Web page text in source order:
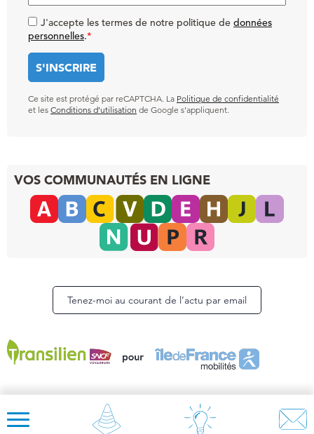
J'accepte les termes de notre politique de données
personnelles.*
Ce site est protégé par reCAPTCHA. La Politique de confidentialité
et les Conditions d’utilisation de Google s’appliquent.
VOS COMMUNAUTÉS EN LIGNE
Tenez-moi au courant de l’actu par email